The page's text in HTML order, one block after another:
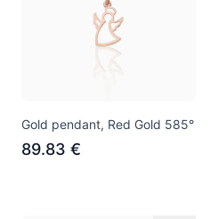
Gold pendant, Red Gold 585°
89.83 €